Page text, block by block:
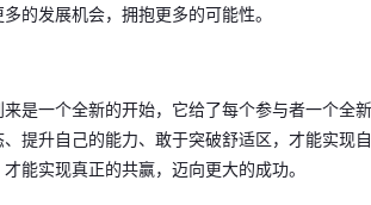
的发展机会，拥抱更多的可能性。
是一个全新的开始，它给了每个参与者一个全
提升自己的能力、敢于突破舒适区，才能实现
能实现真正的共赢，迈向更大的成功。